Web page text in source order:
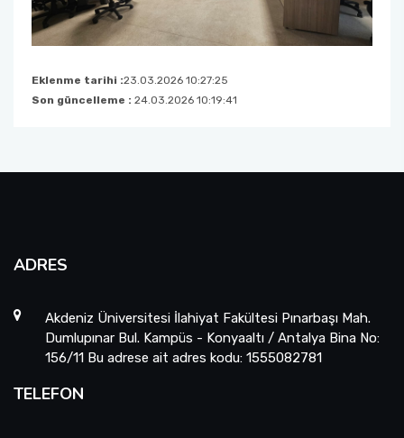
Eklenme tarihi :23.03.2026 10:27:25
Son güncelleme : 24.03.2026 10:19:41
ADRES
Akdeniz Üniversitesi İlahiyat Fakültesi Pınarbaşı Mah.
Dumlupınar Bul. Kampüs - Konyaaltı / Antalya Bina No:
156/11 Bu adrese ait adres kodu: 1555082781
TELEFON